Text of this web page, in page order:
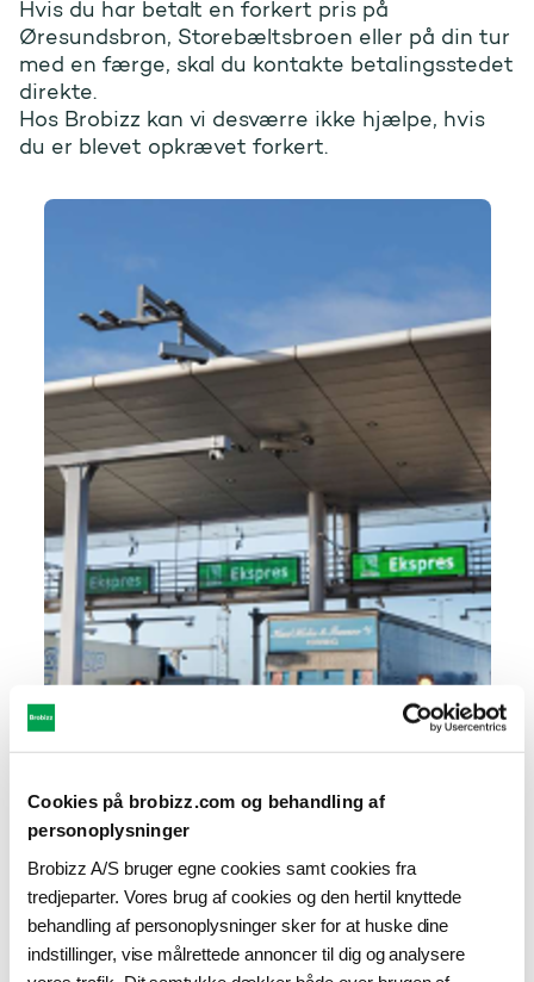
Cookies på brobizz.com og behandling af
personoplysninger
Brobizz A/S bruger egne cookies samt cookies fra
tredjeparter. Vores brug af cookies og den hertil knyttede
behandling af personoplysninger sker for at huske dine
indstillinger, vise målrettede annoncer til dig og analysere
Hvis du har betalt en forkert pris på
Øresundsbron, Storebæltsbroen eller på din tur
med en færge, skal du kontakte betalingsstedet
direkte.
Hos Brobizz kan vi desværre ikke hjælpe, hvis
du er blevet opkrævet forkert.
Opkrævning uden kørt tur?